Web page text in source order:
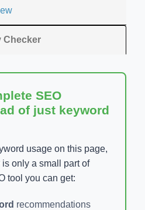
Checker
SEO
of just keyword
usage on this page,
only a small part of
tool you can get:
recommendations